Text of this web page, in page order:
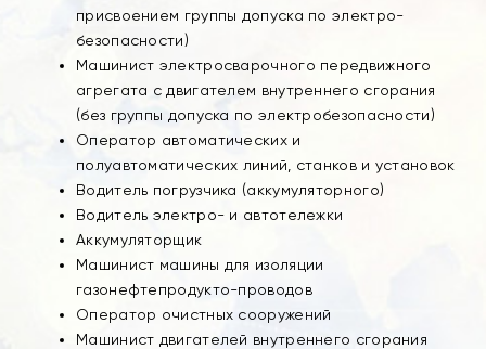
присвоением группы допуска по электро-
безопасности)
Машинист электросварочного передвижного
агрегата с двигателем внутреннего сгорания
(без группы допуска по электробезопасности)
Оператор автоматических и
полуавтоматических линий, станков и установок
Водитель погрузчика (аккумуляторного)
Водитель электро- и автотележки
Аккумуляторщик
Машинист машины для изоляции
газонефтепродукто-проводов
Оператор очистных сооружений
Машинист двигателей внутреннего сгорания